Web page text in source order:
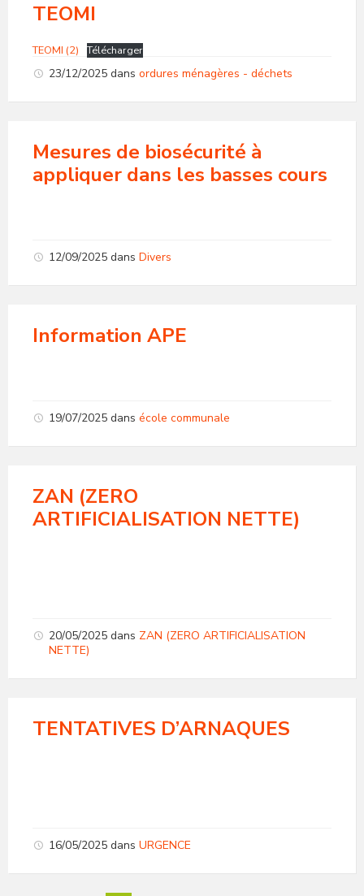
TEOMI
TEOMI (2) Télécharger
23/12/2025 dans ordures ménagères - déchets
Mesures de biosécurité à
appliquer dans les basses cours
12/09/2025 dans Divers
Information APE
19/07/2025 dans école communale
ZAN (ZERO
ARTIFICIALISATION NETTE)
20/05/2025 dans ZAN (ZERO ARTIFICIALISATION
NETTE)
TENTATIVES D’ARNAQUES
16/05/2025 dans URGENCE